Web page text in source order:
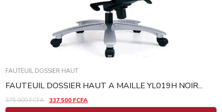
FAUTEUIL DOSSIER HAUT
FAUTEUIL DOSSIER HAUT A MAILLE YL019H NOIR...
375 000FCFA 337 500 FCFA